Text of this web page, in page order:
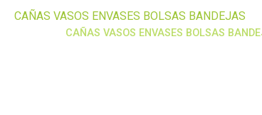
CAÑAS VASOS ENVASES BOLSAS BANDEJAS
CAÑAS VASOS ENVASES BOLSAS